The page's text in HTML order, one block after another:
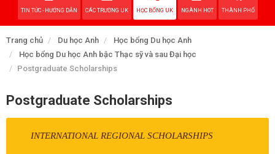
TIN TỨC - HƯỚNG DẪN CÁC TRƯỜNG UK HỌC BỔNG UK NGÀNH HOT THÀNH PHỐ
Trang chủ Du học Anh
Học bổng Du học Anh
Học bổng Du học Anh bậc Thạc sỹ và sau Đại học
Postgraduate Scholarships
Postgraduate Scholarships
INTERNATIONAL REGIONAL SCHOLARSHIPS
VỀ NAM PHONG
LIÊN HỆ